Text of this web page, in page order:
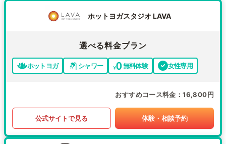
ホットヨガスタジオ LAVA
選べる料金プラン
ホットヨガ シャワー 無料体験 女性専用
おすすめコース料金 16,800円
公式サイトで見る 体験・相談予約